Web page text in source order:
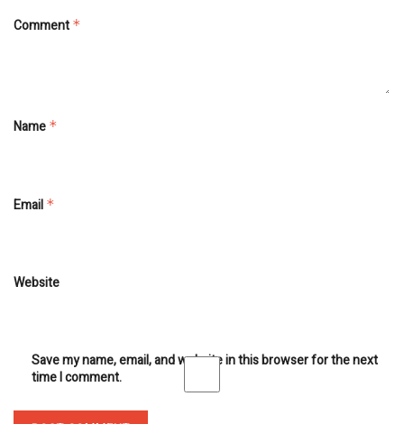
Comment *
Name *
Email *
Website
Save my name, email, and website in this browser for the next
time I comment.